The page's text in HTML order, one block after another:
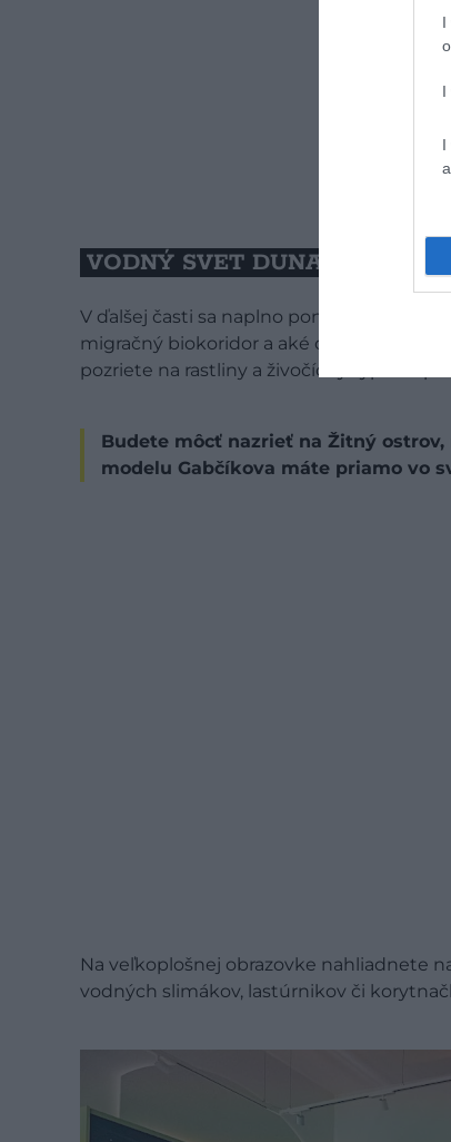
I
I
I
VODNÝ SVET DUNAJA
V ďalšej časti sa naplno ponoríte do
migračný biokoridor a aké organizmy tu
pozriete na rastliny a živočíchy typické
Budete môcť nazrieť na Žitný
modelu Gabčíkova máte priamo vo
Na veľkoplošnej obrazovke nahliadnete
vodných slimákov, lastúrnikov či